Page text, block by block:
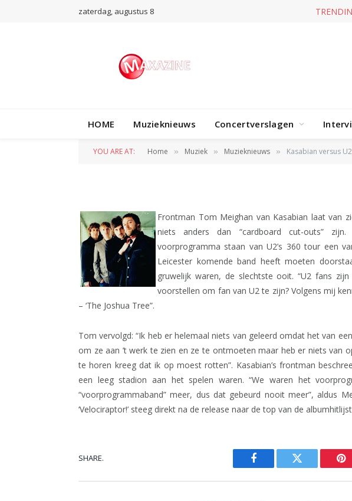
zaterdag, augustus 8
HOME Muzieknieuws Concertverslagen
YOU ARE AT: Home » Muziek » Muzieknieuws » Kasabian versus U2
Kasabian versus U2
Frontman Tom Meighan van Kasabian laat van
niets anders dan “cardboard cut-outs”
voorprogramma staan van U2’s 360 tour een
Leicester komende band heeft moeten
gruwelijk waren, de slechtste ooit. “U2 fans
voorstellen om fan van U2 te zijn? Volgens mij
– ‘The Joshua Tree”.
Tom vervolgd: “Ik heb er helemaal niets van geleerd omdat het van
om ze aan ’t werk te zien en ze te ontmoeten maar heb er niets van
te horen kreeg dat ik op moest rotten”. Kasabian’s frontman
een leeg stadion aan het spelen waren. “We waren het
“voorprogrammaband” meer, dus dat gebeurd nooit meer”, aldus
‘Velociraptor!’ steeg direkt na de release naar de top van de
SHARE.
Facebook Twitter